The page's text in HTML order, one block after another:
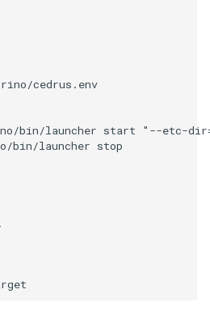
cedrus.env
bin/launcher start "--etc-
bin/launcher stop